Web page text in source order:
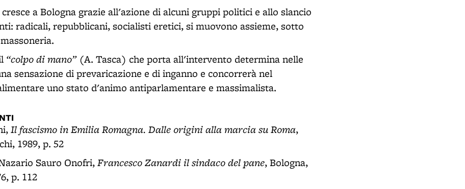
a Bologna grazie all'azione di alcuni gruppi politici e allo slancio
radicali, repubblicani, socialisti eretici, si muovono assieme, sotto
“colpo di mano”(A. Tasca) che porta all'intervento determina nelle
sensazione di prevaricazione e di inganno e concorrerà nel
uno stato d'animo antiparlamentare e massimalista.
Il fascismo in Emilia Romagna. Dalle origini alla marcia su Roma,
1989, p. 52
Sauro Onofri,Francesco Zanardi il sindaco del pane, Bologna,
p. 112